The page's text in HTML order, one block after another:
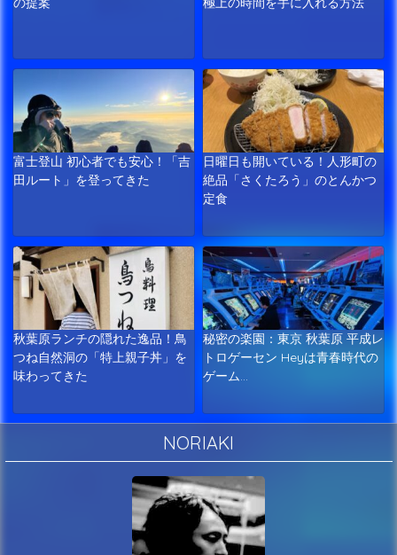
富士登山 初心者でも安心！「吉
田ルート」を登ってきた
日曜日も開いている！人形町の
絶品「さくたろう」のとんかつ
定食
秋葉原ランチの隠れた逸品！鳥
つね自然洞の「特上親子丼」を
味わってきた
秘密の楽園：東京 秋葉原 平成レ
トロゲーセン Heyは青春時代の
ゲーム…
NORIAKI